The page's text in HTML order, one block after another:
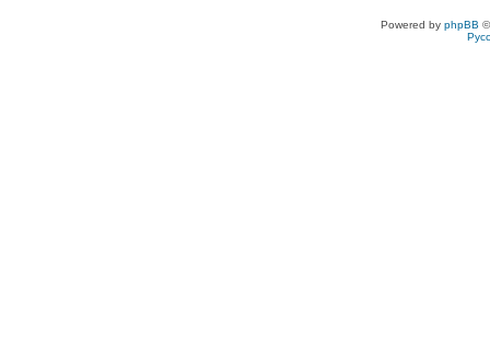
Powered by phpBB